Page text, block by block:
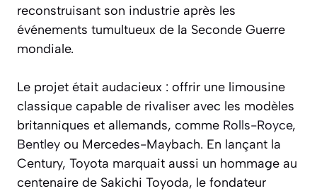
reconstruisant son industrie après les
événements tumultueux de la Seconde Guerre
mondiale.
Le projet était audacieux : offrir une limousine
classique capable de rivaliser avec les modèles
britanniques et allemands, comme Rolls-Royce,
Bentley ou Mercedes-Maybach. En lançant la
Century, Toyota marquait aussi un hommage au
centenaire de Sakichi Toyoda, le fondateur